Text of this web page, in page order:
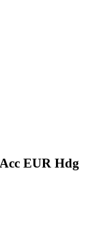
EUR Hdg